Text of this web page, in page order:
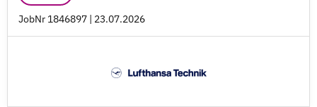
JobNr 1846897 | 23.07.2026